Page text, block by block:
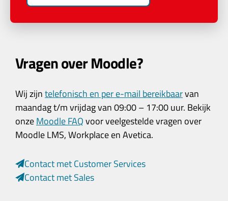
Vragen over Moodle?
Wij zijntelefonisch en per e-mail bereikbaarvan
maandag t/m vrijdag van 09:00 – 17:00 uur. Bekijk
onzeMoodle FAQvoor veelgestelde vragen over
Moodle LMS, Workplace en Avetica.
Contact met Customer Services
Contact met Sales